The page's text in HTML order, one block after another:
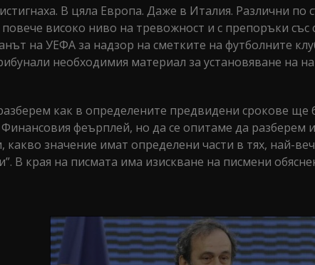
В цяла Европа. Даже в Италия. Различни
високо ниво на тревожност и с препоръки със
на УЕФА за надзор на сметките на футболните
необходимия материал за установяване на
как в определените предвидени срокове ще
феърплей, но да се опитаме да разберем
какво значение имат определени части в тях, най-
В края на писмата има изискване на писмени